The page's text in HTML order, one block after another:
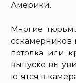
Америки.
Многие
сокамерников
потолка или
выпуске вы
ютятся в